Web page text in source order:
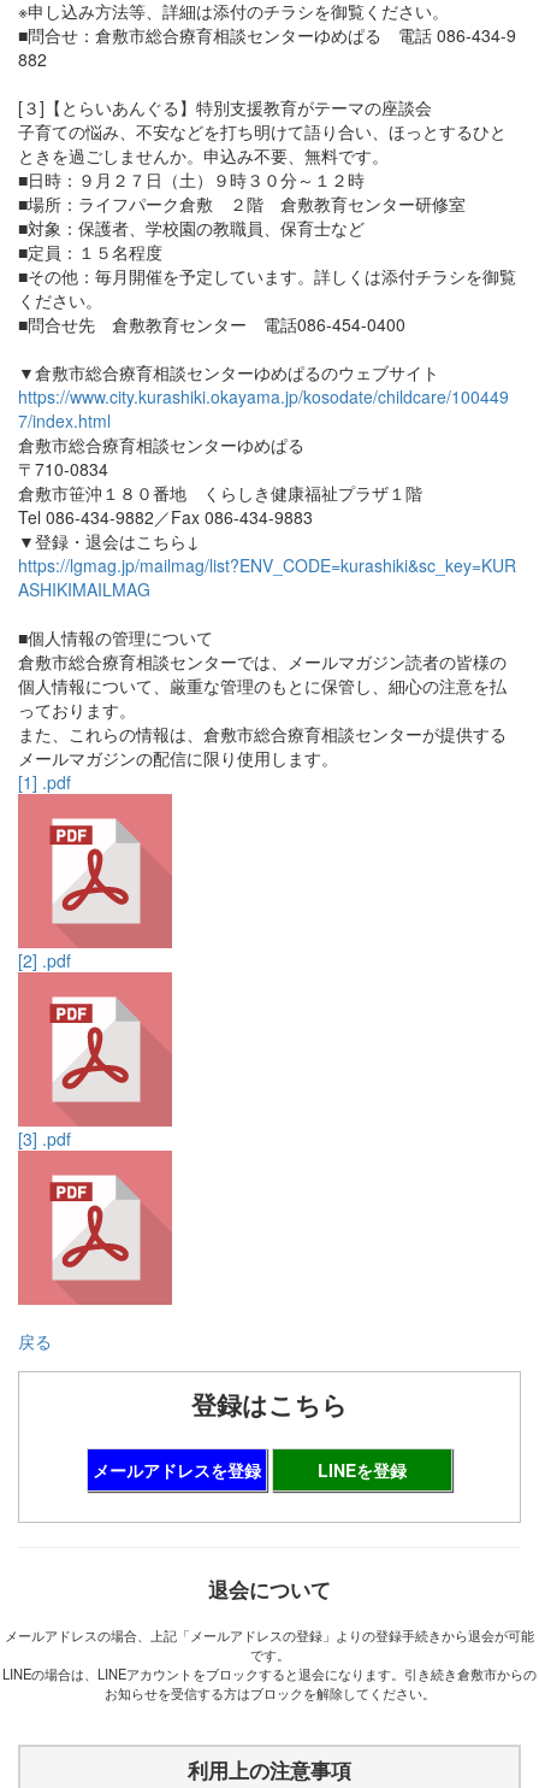
※申し込み方法等、詳細は添付のチラシを御覧ください。
■問合せ：倉敷市総合療育相談センターゆめぱる 電話 086-434-9
882
[３]【とらいあんぐる】特別支援教育がテーマの座談会
子育ての悩み、不安などを打ち明けて語り合い、ほっとするひと
ときを過ごしませんか。申込み不要、無料です。
■日時：９月２７日（土）９時３０分～１２時
■場所：ライフパーク倉敷 ２階 倉敷教育センター研修室
■対象：保護者、学校園の教職員、保育士など
■定員：１５名程度
■その他：毎月開催を予定しています。詳しくは添付チラシを御覧
ください。
■問合せ先 倉敷教育センター 電話086-454-0400
▼倉敷市総合療育相談センターゆめぱるのウェブサイト
https://www.city.kurashiki.okayama.jp/kosodate/childcare/100449
7/index.html
倉敷市総合療育相談センターゆめぱる
〒710-0834
倉敷市笹沖１８０番地 くらしき健康福祉プラザ１階
Tel 086-434-9882／Fax 086-434-9883
▼登録・退会はこちら↓
https://lgmag.jp/mailmag/list?ENV_CODE=kurashiki&sc_key=KUR
ASHIKIMAILMAG
■個人情報の管理について
倉敷市総合療育相談センターでは、メールマガジン読者の皆様の
個人情報について、厳重な管理のもとに保管し、細心の注意を払
っております。
また、これらの情報は、倉敷市総合療育相談センターが提供する
メールマガジンの配信に限り使用します。
[1] .pdf
[2] .pdf
[3] .pdf
戻る
登録はこちら
メールアドレスを登録 LINEを登録
退会について
メールアドレスの場合、上記「メールアドレスの登録」よりの登録手続きから退会が可能
です。
LINEの場合は、LINEアカウントをブロックすると退会になります。引き続き倉敷市からの
お知らせを受信する方はブロックを解除してください。
利用上の注意事項